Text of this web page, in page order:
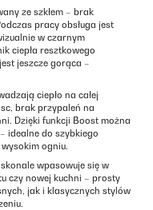
ze szkłem – brak
pracy obsługa jest
w czarnym
ciepła resztkowego
jeszcze gorąca –
ciepło na całej
brak przypaleń na
Dzięki funkcji Boost można
idealne do szybkiego
ogniu.
wpasowuje się w
czy nowej kuchni – prosty
jak i klasycznych stylów